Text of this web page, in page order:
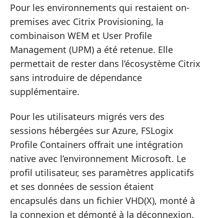
Pour les environnements qui restaient on-
premises avec Citrix Provisioning, la
combinaison WEM et User Profile
Management (UPM) a été retenue. Elle
permettait de rester dans l’écosystème Citrix
sans introduire de dépendance
supplémentaire.
Pour les utilisateurs migrés vers des
sessions hébergées sur Azure, FSLogix
Profile Containers offrait une intégration
native avec l’environnement Microsoft. Le
profil utilisateur, ses paramètres applicatifs
et ses données de session étaient
encapsulés dans un fichier VHD(X), monté à
la connexion et démonté à la déconnexion.